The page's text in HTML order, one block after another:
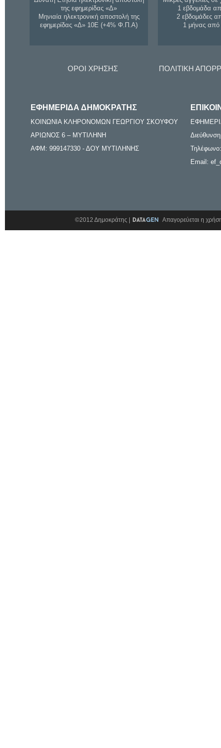
της εφημερίδας «Δ»
Μηνιαία ηλεκτρονική αποστολή της
εφημερίδας «Δ» 10Ε (+4% Φ.Π.Α)
1 εβδομάδα
2 εβδομάδες
1 μήνας
ΟΡΟΙ ΧΡΗΣΗΣ ΠΟΛΙΤΙΚΗ
ΕΦΗΜΕΡΙΔΑ ΔΗΜΟΚΡΑΤΗΣ
ΚΟΙΝΩΝΙΑ ΚΛΗΡΟΝΟΜΩΝ ΓΕΩΡΓΙΟΥ ΣΚΟΥΦΟΥ
ΑΡΙΩΝΟΣ 6 – ΜΥΤΙΛΗΝΗ
ΑΦΜ: 999147330 - ΔΟΥ ΜΥΤΙΛΗΝΗΣ
Email:
©2012 Δημοκράτης | Απαγορεύεται η